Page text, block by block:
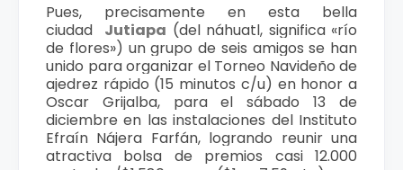
Pues, precisamente en esta bella
ciudad Jutiapa (del náhuatl, significa «río
de flores») un grupo de seis amigos se han
unido para organizar el Torneo Navideño de
ajedrez rápido (15 minutos c/u) en honor a
Oscar Grijalba, para el sábado 13 de
diciembre en las instalaciones del Instituto
Efraín Nájera Farfán, logrando reunir una
atractiva bolsa de premios casi 12.000